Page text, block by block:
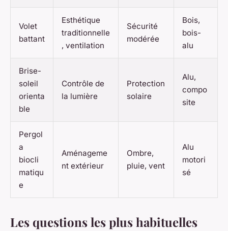
Volet
battant
Esthétique
traditionnelle
, ventilation
Sécurité
modérée
Bois,
bois-
alu
Brise-
soleil
orienta
ble
Contrôle de
la lumière
Protection
solaire
Alu,
compo
site
Pergol
a
biocli
matiqu
e
Aménageme
nt extérieur
Ombre,
pluie, vent
Alu
motori
sé
Les questions les plus habituelles